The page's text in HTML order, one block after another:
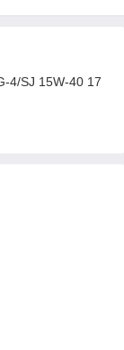
4/SJ 15W-40 17